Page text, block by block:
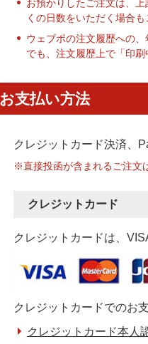
お預かりしたご注文は、
くの日数をいただく場合
ウェブポの注文履歴への
でも、注文履歴上で「印
お支払い方法
クレジットカード決済、
※直接投函が含まれるご注文
クレジットカード
クレジットカードは、
クレジットカードでのお
クレジットカード本人